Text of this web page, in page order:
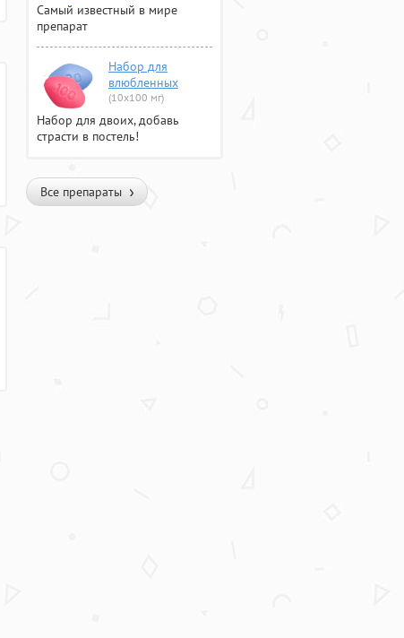
Самый известный в мире
препарат
Набор для
влюбленных
(10х100 мг)
Набор для двоих, добавь
страсти в постель!
Все препараты